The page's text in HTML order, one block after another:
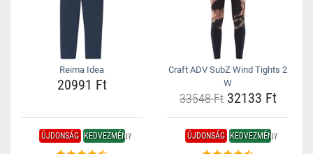
Reima Idea
20991 Ft
Craft ADV SubZ Wind Tights 2
W
33548 Ft32133 Ft
ÚJDONSÁG KEDVEZMÉNY ÚJDONSÁG KEDVEZMÉNY